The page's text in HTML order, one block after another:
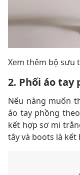
Xem thêm bộ sưu
2. Phối áo tay
Nếu nàng muốn
áo tay phồng
kết hợp sơ mi
tây và boots là kết